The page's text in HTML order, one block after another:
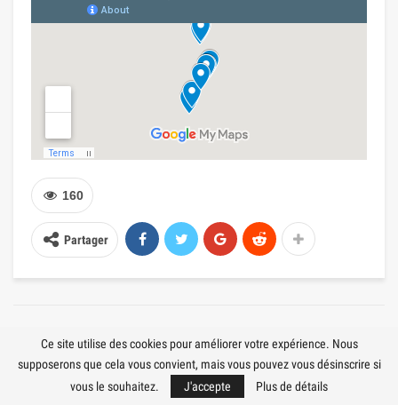
160
Partager
POST PRÉCÉDENT
Où se détendre en Turquie
en juin 2021 en mer – 10
PROCHAIN ARTICLE
15 meilleurs hôtels d’Alanya
avec parc aquatique
Ce site utilise des cookies pour améliorer votre expérience. Nous
supposerons que cela vous convient, mais vous pouvez vous désinscrire si
vous le souhaitez.
J'accepte Plus de détails